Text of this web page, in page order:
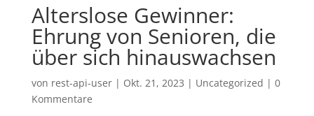
Alterslose Gewinner:
Ehrung von Senioren, die
über sich hinauswachsen
von rest-api-user| Okt. 21, 2023 | Uncategorized | 0
Kommentare